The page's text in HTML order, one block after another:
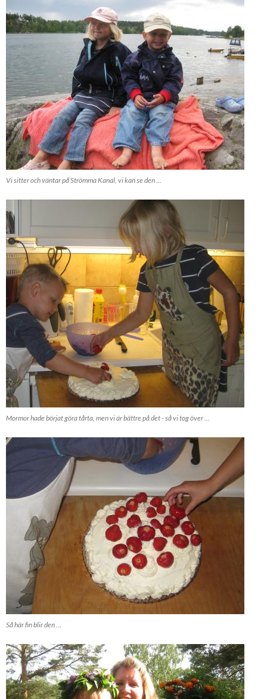
Vi sitter och väntar på Strömma Kanal, vi kan se den ...
Mormor hade börjat göra tårta, men vi är bättre på det - så vi tog över ...
Så här fin blir den ...